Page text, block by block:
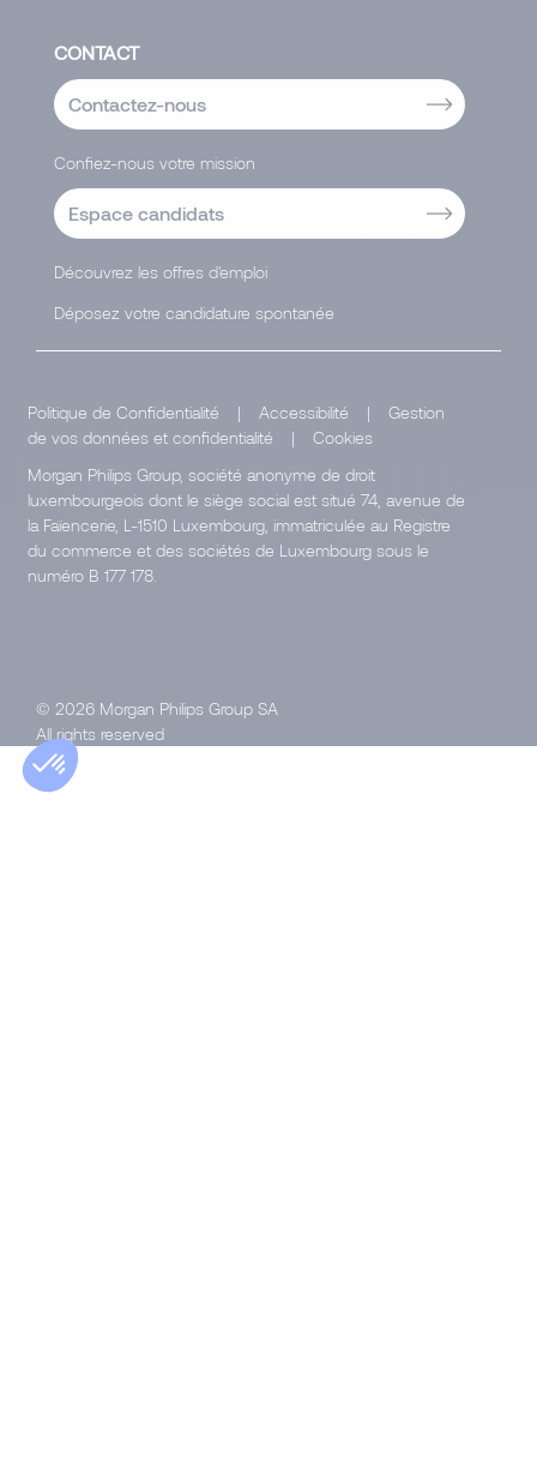
CONTACT
Contactez-nous
Confiez-nous votre mission
Espace candidats
Découvrez les offres d'emploi
Déposez votre candidature spontanée
Politique de Confidentialité | Accessibilité |
Gestion
de vos données et confidentialité
|
Cookies
Morgan Philips Group, société anonyme de droit
luxembourgeois dont le siège social est situé 74, avenue de
la Faïencerie, L-1510 Luxembourg, immatriculée au Registre
du commerce et des sociétés de Luxembourg sous le
numéro B 177 178.
© 2026 Morgan Philips Group SA
All rights reserved